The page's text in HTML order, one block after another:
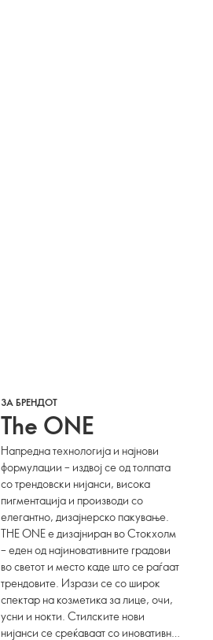
ЗА БРЕНДОТ
The ONE
Напредна технологија и најнови
формулации – издвој се од толпата
со трендовски нијанси, висока
пигментација и производи со
елегантно, дизајнерско пакување.
THE ONE е дизајниран во Стокхолм
– еден од најиновативните градови
во светот и место каде што се раѓаат
трендовите. Изрази се со широк
спектар на козметика за лице, очи,
усни и нокти. Стилските нови
нијанси се среќаваат со иновативни